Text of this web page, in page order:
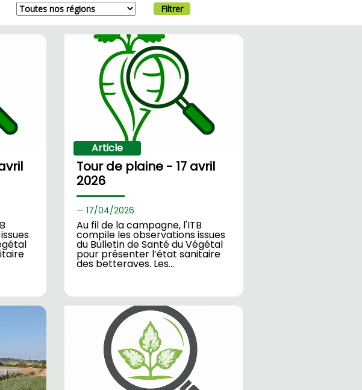
Filtrer
Article
Tour de plaine - 17 avril
2026
17/04/2026
Au fil de la campagne, l'ITB
compile les observations issues
du Bulletin de Santé du Végétal
pour présenter l’état sanitaire
des betteraves. Les…